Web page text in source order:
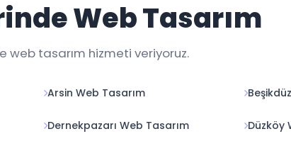
Web Tasarım
web tasarım hizmeti veriyoruz.
Arsin Web Tasarım
Dernekpazarı Web Tasarım Düzköy